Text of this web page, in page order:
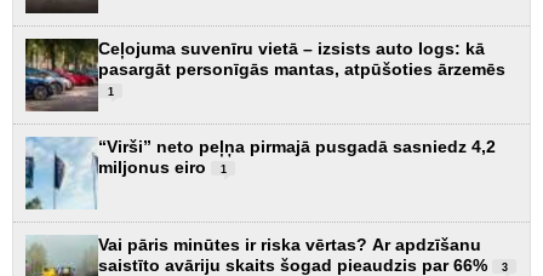
Ceļojuma suvenīru vietā – izsists auto logs: kā
pasargāt personīgās mantas, atpūšoties ārzemēs
1
“Virši” neto peļņa pirmajā pusgadā sasniedz 4,2
miljonus eiro
1
Vai pāris minūtes ir riska vērtas? Ar apdzīšanu
saistīto avāriju skaits šogad pieaudzis par 66%
3